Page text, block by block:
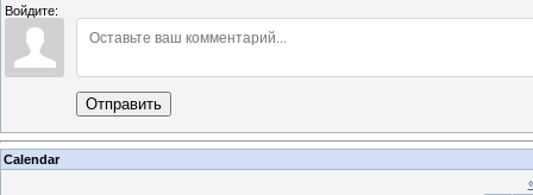
Войдите:
Отправить
Calendar